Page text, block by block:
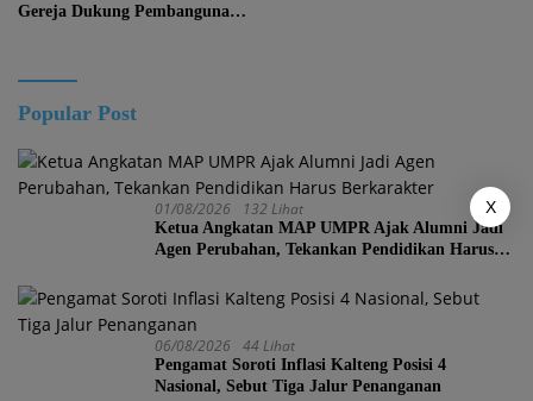
Gereja Dukung Pembangunan
Popular Post
01/08/2026 132 Lihat
Ketua Angkatan MAP UMPR Ajak Alumni Jadi
Agen Perubahan, Tekankan Pendidikan Harus
06/08/2026 44 Lihat
Pengamat Soroti Inflasi Kalteng Posisi 4
Nasional, Sebut Tiga Jalur Penanganan
X